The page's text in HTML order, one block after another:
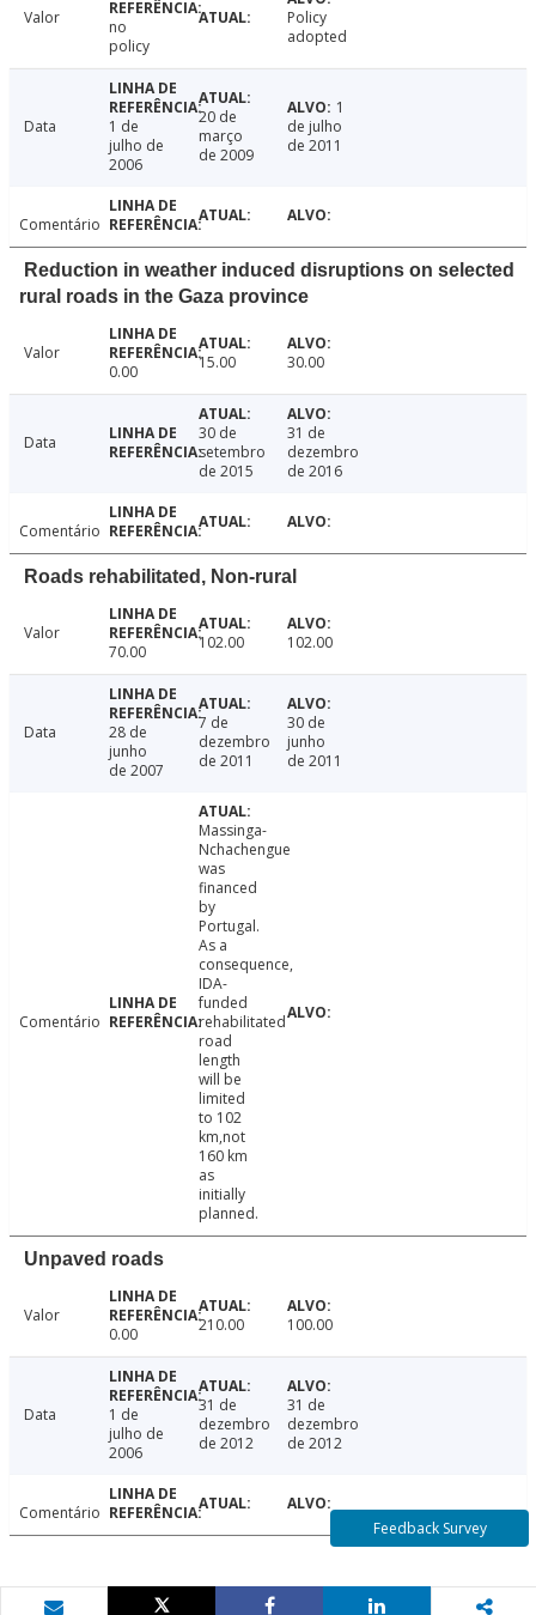
Valor
no
policy
Policy
adopted
Data
1 de
julho de
2006
20 de
março
de 2009
1
de julho
de 2011
Comentário
Reduction in weather induced disruptions on selected
rural roads in the Gaza province
Valor
0.00
15.00 30.00
Data
30 de
setembro
de 2015
31 de
dezembro
de 2016
Comentário
Roads rehabilitated, Non-rural
Valor
70.00
102.00 102.00
Data
28 de
junho
de 2007
7 de
dezembro
de 2011
30 de
junho
de 2011
Comentário
Massinga-
Nchachengue
was
financed
by
Portugal.
As a
consequence,
IDA-
funded
rehabilitated
road
length
will be
limited
to 102
km,not
160 km
as
initially
planned.
Unpaved roads
Valor
0.00
210.00 100.00
Data
1 de
julho de
2006
31 de
dezembro
de 2012
31 de
dezembro
de 2012
Comentário
Feedback Survey